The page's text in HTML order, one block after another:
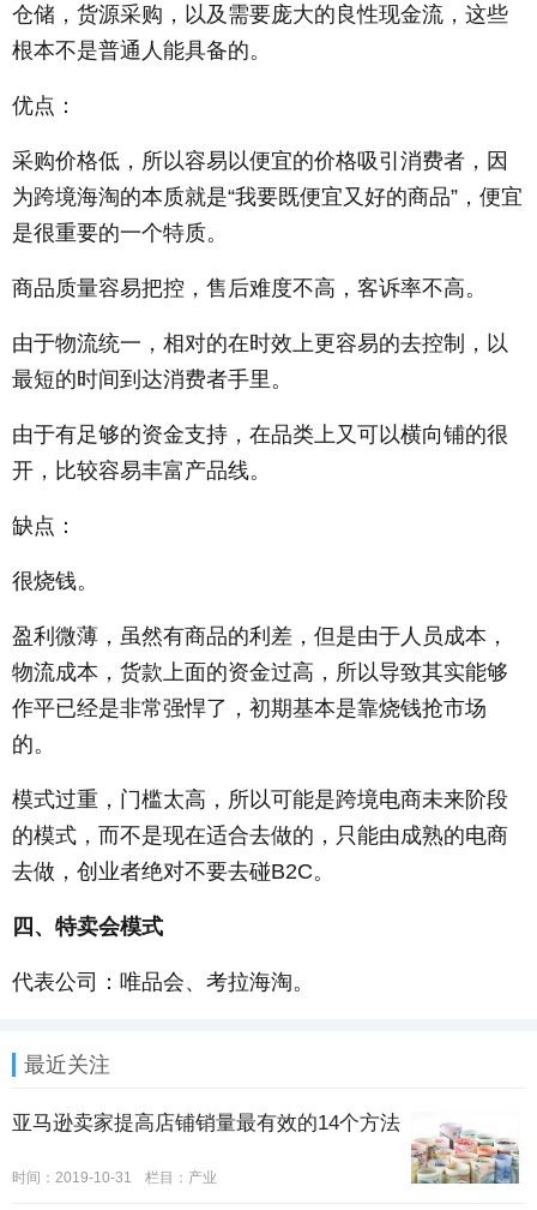
仓储，货源采购，以及需要庞大的良性现金流，这些
根本不是普通人能具备的。
优点：
采购价格低，所以容易以便宜的价格吸引消费者，因
为跨境海淘的本质就是“我要既便宜又好的商品”，便宜
是很重要的一个特质。
商品质量容易把控，售后难度不高，客诉率不高。
由于物流统一，相对的在时效上更容易的去控制，以
最短的时间到达消费者手里。
由于有足够的资金支持，在品类上又可以横向铺的很
开，比较容易丰富产品线。
缺点：
很烧钱。
盈利微薄，虽然有商品的利差，但是由于人员成本，
物流成本，货款上面的资金过高，所以导致其实能够
作平已经是非常强悍了，初期基本是靠烧钱抢市场
的。
模式过重，门槛太高，所以可能是跨境电商未来阶段
的模式，而不是现在适合去做的，只能由成熟的电商
去做，创业者绝对不要去碰B2C。
四、特卖会模式
代表公司：唯品会、考拉海淘。
最近关注
亚马逊卖家提高店铺销量最有效的14个方法
时间：2019-10-31 栏目： 产业